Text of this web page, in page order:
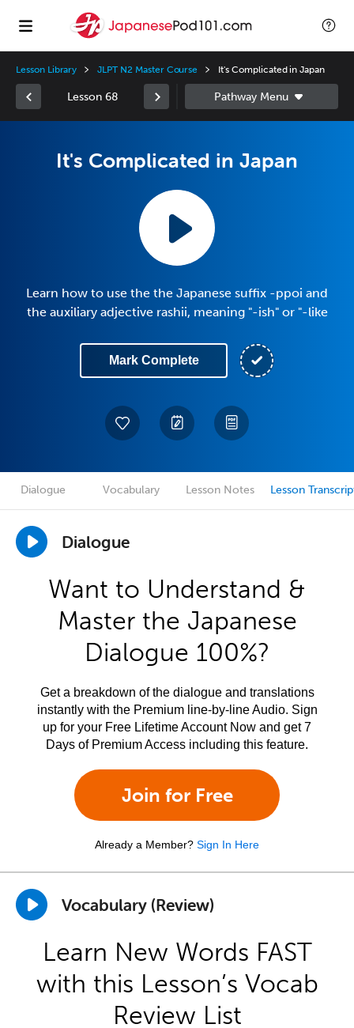
Lesson Library JLPT N2 Master Course It's Complicated in Japan
Lesson 68
It's Complicated in Japan
Learn how to use the the Japanese suffix -ppoi and
the auxiliary adjective rashii, meaning "-ish" or "-like
Mark Complete
Dialogue Vocabulary Lesson Notes Lesson
Dialogue
Want to Understand &
Master the Japanese
Dialogue 100%?
Get a breakdown of the dialogue and translations
instantly with the Premium line-by-line Audio. Sign
up for your Free Lifetime Account Now and get 7
Days of Premium Access including this feature.
Join for Free
Already a Member? Sign In Here
Vocabulary (Review)
Learn New Words FAST
with this Lesson’s Vocab
Review List